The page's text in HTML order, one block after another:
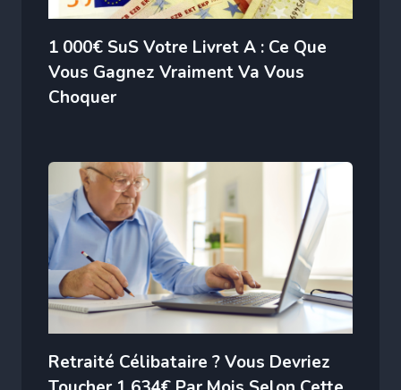
1 000€ SuS Votre Livret A : Ce Que
Vous Gagnez Vraiment Va Vous
Choquer
Retraité Célibataire ? Vous Devriez